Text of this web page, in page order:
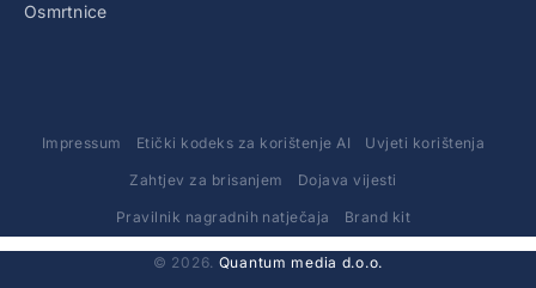
Osmrtnice
Impressum Etički kodeks za korištenje AI Uvjeti korištenja
Zahtjev za brisanjem Dojava vijesti
Pravilnik nagradnih natječaja Brand kit
© 2026. Quantum media d.o.o.